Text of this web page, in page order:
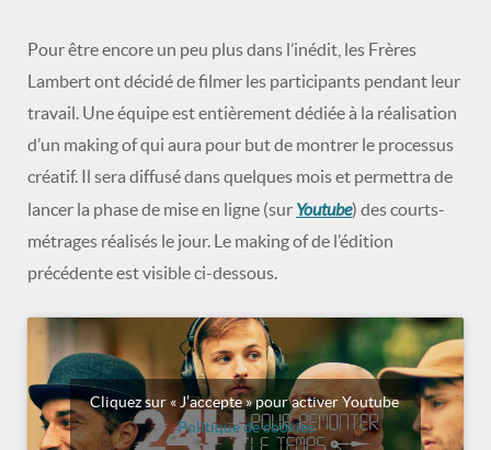
Pour être encore un peu plus dans l’inédit, les Frères
Lambert ont décidé de filmer les participants pendant leur
travail. Une équipe est entièrement dédiée à la réalisation
d’un making of qui aura pour but de montrer le processus
créatif. Il sera diffusé dans quelques mois et permettra de
lancer la phase de mise en ligne (sur Youtube) des courts-
métrages réalisés le jour. Le making of de l’édition
précédente est visible ci-dessous.
Cliquez sur « J’accepte » pour activer Youtube
Politique de cookies